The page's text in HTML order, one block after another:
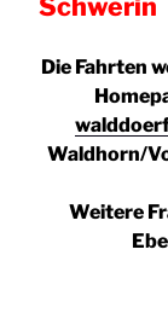
Schwerin
Die Fahrten
Waldhorn/
Weitere